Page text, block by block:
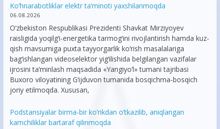
Ko’hnarabotliklar elektr ta’minoti yaxshilanmoqda
06.08.2026
O‘zbekiston Respublikasi Prezidenti Shavkat Mirziyoyev
raisligida yoqilg‘i-energetika tarmog‘ini rivojlantirish hamda kuz-
qish mavsumiga puxta tayyorgarlik ko‘rish masalalariga
bag‘ishlangan videoselektor yig‘ilishida belgilangan vazifalar
ijrosini ta’minlash maqsadida «Yangiyo‘l» tumani tajribasi
Buxoro viloyatining G‘ijduvon tumanida bosqichma-bosqich
joriy etilmoqda. Xususan,
Podstansiyalar birma-bir ko’rikdan o’tkazilib, aniqlangan
kamchiliklar bartaraf qilinmoqda